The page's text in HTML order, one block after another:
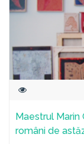
Maestrul Marin
români de